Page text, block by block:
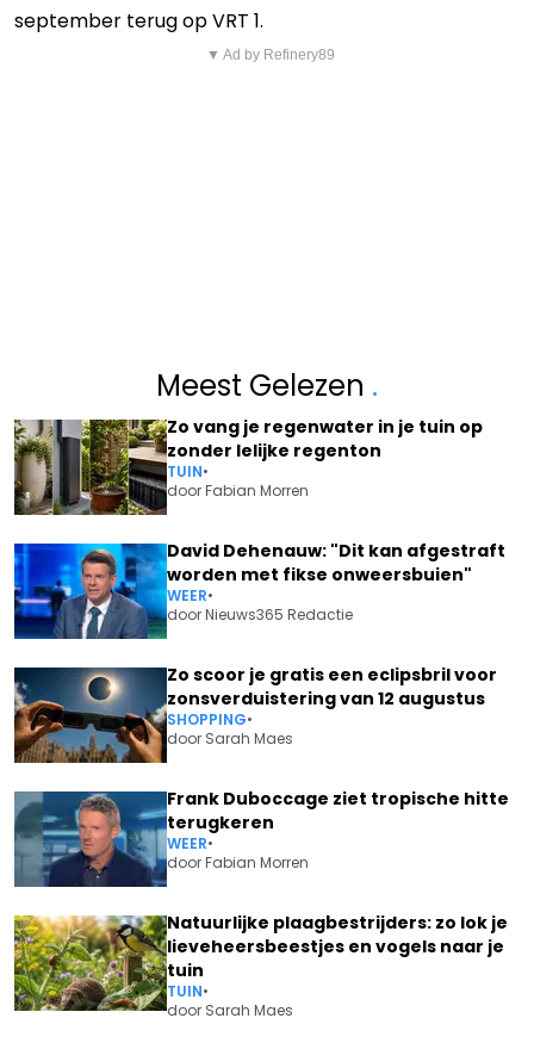
september terug op VRT 1.
▼ Ad by Refinery89
Meest Gelezen .
Zo vang je regenwater in je tuin op
zonder lelijke regenton
TUIN•
doorFabian Morren
David Dehenauw: "Dit kan afgestraft
worden met fikse onweersbuien"
WEER•
doorNieuws365 Redactie
Zo scoor je gratis een eclipsbril voor
zonsverduistering van 12 augustus
SHOPPING•
door Sarah Maes
Frank Duboccage ziet tropische hitte
terugkeren
WEER•
doorFabian Morren
Natuurlijke plaagbestrijders: zo lok je
lieveheersbeestjes en vogels naar je
tuin
TUIN•
door Sarah Maes